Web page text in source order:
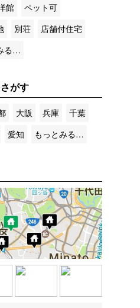
館
ペット可
別荘
店舗付住宅
る…
がす
大阪 兵庫
千葉
愛知 もっとみる…